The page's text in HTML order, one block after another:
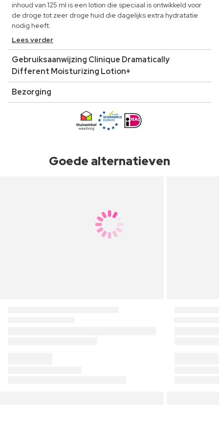
inhoud van 125 ml is een lotion die speciaal is ontwikkeld voor
de droge tot zeer droge huid die dagelijks extra hydratatie
nodig heeft.
Lees verder
Gebruiksaanwijzing Clinique Dramatically
Different Moisturizing Lotion+
Bezorging
Goede alternatieven